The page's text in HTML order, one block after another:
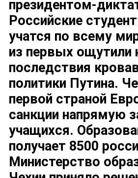
президентом-
Российские
учатся по всему
из первых ощутили
последствия
политики Путина.
первой страной
санкции напрямую
учащихся.
получает 8500
Министерство